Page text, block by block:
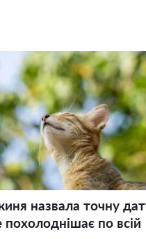
назвала точну
по всій